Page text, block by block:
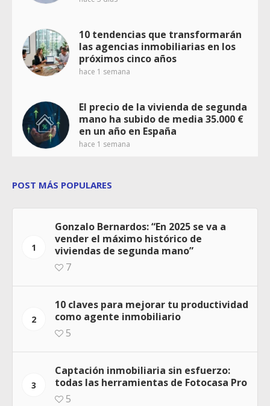
10 tendencias que transformarán
las agencias inmobiliarias en los
próximos cinco años
hace 1 semana
El precio de la vivienda de segunda
mano ha subido de media 35.000 €
en un año en España
hace 1 semana
POST MÁS POPULARES
1
Gonzalo Bernardos: “En 2025 se va a
vender el máximo histórico de
viviendas de segunda mano”
7
2
10 claves para mejorar tu productividad
como agente inmobiliario
5
3
Captación inmobiliaria sin esfuerzo:
todas las herramientas de Fotocasa Pro
5